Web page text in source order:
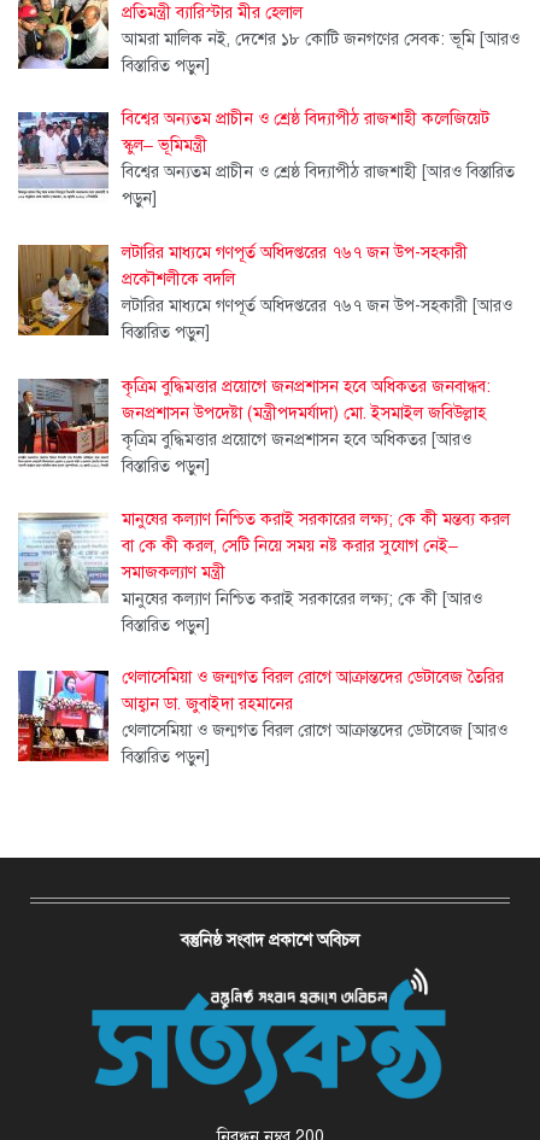
প্রতিমন্ত্রী ব্যারিস্টার মীর হেলাল
আমরা মালিক নই, দেশের ১৮ কোটি জনগণের সেবক: ভূমি [আরও
বিস্তারিত পড়ুন]
বিশ্বের অন্যতম প্রাচীন ও শ্রেষ্ঠ বিদ্যাপীঠ রাজশাহী কলেজিয়েট
স্কুল– ভূমিমন্ত্রী
বিশ্বের অন্যতম প্রাচীন ও শ্রেষ্ঠ বিদ্যাপীঠ রাজশাহী [আরও বিস্তারিত
পড়ুন]
লটারির মাধ্যমে গণপূর্ত অধিদপ্তরের ৭৬৭ জন উপ-সহকারী
প্রকৌশলীকে বদলি
লটারির মাধ্যমে গণপূর্ত অধিদপ্তরের ৭৬৭ জন উপ-সহকারী [আরও
বিস্তারিত পড়ুন]
কৃত্রিম বুদ্ধিমত্তার প্রয়োগে জনপ্রশাসন হবে অধিকতর জনবান্ধব:
জনপ্রশাসন উপদেষ্টা (মন্ত্রীপদমর্যাদা) মো. ইসমাইল জবিউল্লাহ
কৃত্রিম বুদ্ধিমত্তার প্রয়োগে জনপ্রশাসন হবে অধিকতর [আরও
বিস্তারিত পড়ুন]
মানুষের কল্যাণ নিশ্চিত করাই সরকারের লক্ষ্য; কে কী মন্তব্য করল
বা কে কী করল, সেটি নিয়ে সময় নষ্ট করার সুযোগ নেই–
সমাজকল্যাণ মন্ত্রী
মানুষের কল্যাণ নিশ্চিত করাই সরকারের লক্ষ্য; কে কী [আরও
বিস্তারিত পড়ুন]
থেলাসেমিয়া ও জন্মগত বিরল রোগে আক্রান্তদের ডেটাবেজ তৈরির
আহ্বান ডা. জুবাইদা রহমানের
থেলাসেমিয়া ও জন্মগত বিরল রোগে আক্রান্তদের ডেটাবেজ [আরও
বিস্তারিত পড়ুন]
বস্তুনিষ্ঠ সংবাদ প্রকাশে অবিচল